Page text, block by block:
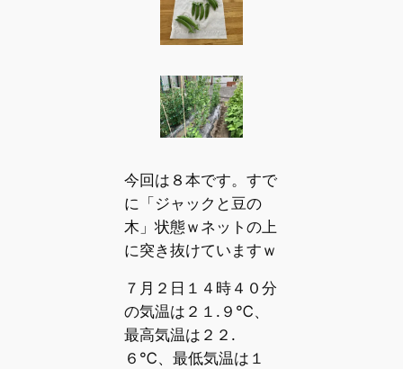
今回は８本です。すで
に「ジャックと豆の
木」状態ｗネットの上
に突き抜けていますｗ
７月２日１４時４０分
の気温は２１.９℃、
最高気温は２２.
６℃、最低気温は１